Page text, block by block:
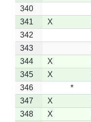
340
341
X
342
343
344
X
345
X
346
*
347
X
348
X